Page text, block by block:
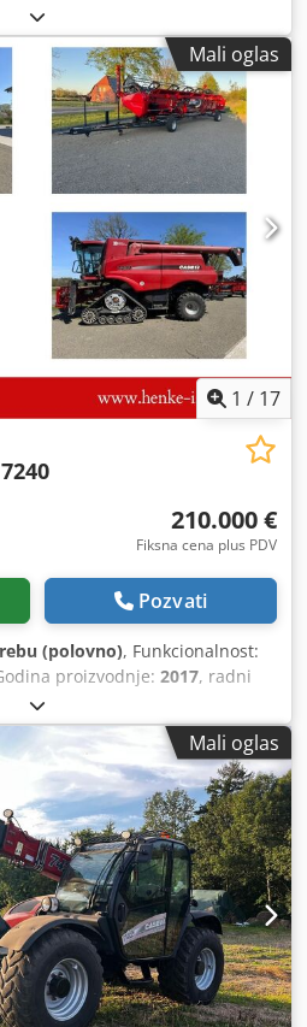
oko 8.600. Godina proizvodnje:
Prednji kardanski
24.500,00 evra, neto.
Dedpfxjzdmutj Akmokr
Mali oglas
1 / 17
210.000 €
Fiksna cena plus PDV
Pozvati
(polovno), Funkcionalnost:
proizvodnje: 2017, radni
(497,62 KS)
h, prva registracija:07/2017,
07/2026
, dimenzija zadnje gume:
YHG233775, Oprema:
sekač za uljanu repicu,
, Po nalogu ovlašćenog lica
na prodaju: Case-IH
Broj šasije: YHG233775
Varijanta za 30 km/h 6-
KS) Prednji točkovi: gumene
610 mm Zadnji točkovi:
farova AC FAN automatsko
ventilatora Dkjdozabtdepfx
Mali oglas